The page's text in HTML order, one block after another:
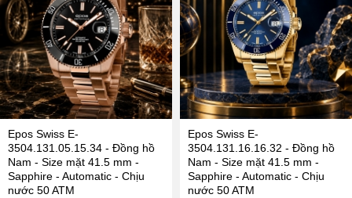
Epos Swiss E-
3504.131.05.15.34 - Đồng hồ
Nam - Size mặt 41.5 mm -
Sapphire - Automatic - Chịu
nước 50 ATM
Epos Swiss E-
3504.131.16.16.32 - Đồng hồ
Nam - Size mặt 41.5 mm -
Sapphire - Automatic - Chịu
nước 50 ATM